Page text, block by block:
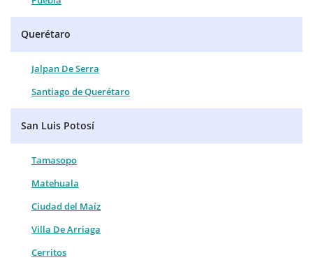
Querétaro
Jalpan De Serra
Santiago de Querétaro
San Luis Potosí
Tamasopo
Matehuala
Ciudad del Maíz
Villa De Arriaga
Cerritos